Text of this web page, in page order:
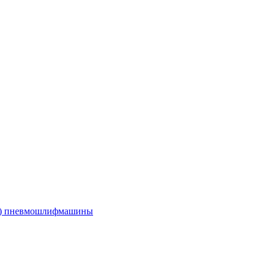
пневмошлифмашины